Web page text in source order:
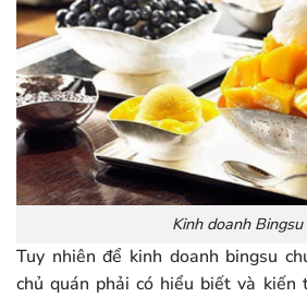
Kinh doanh Bingsu
Tuy nhiên để kinh doanh bingsu
chủ quán phải có hiểu biết và kiến